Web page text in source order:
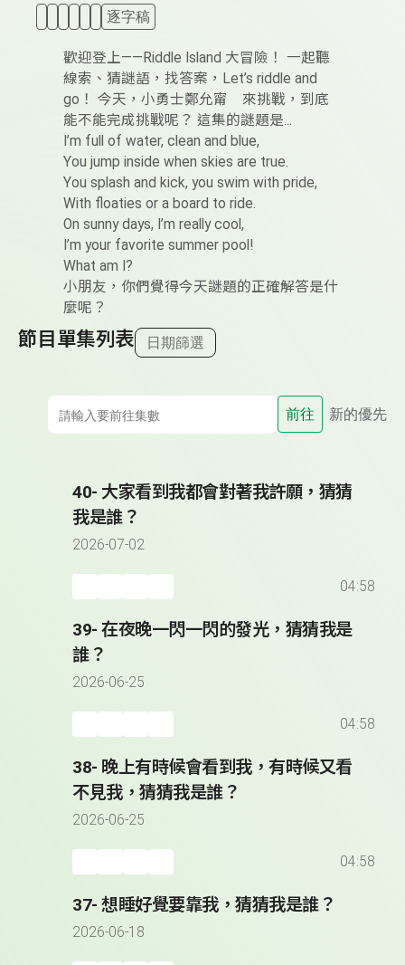
逐字稿
歡迎登上——Riddle Island 大冒險！ 一起聽
線索、猜謎語，找答案，Let’s riddle and
go！ 今天，小勇士鄭允甯 來挑戰，到底
能不能完成挑戰呢？ 這集的謎題是...
I’m full of water, clean and blue,
You jump inside when skies are true.
You splash and kick, you swim with pride,
With floaties or a board to ride.
On sunny days, I’m really cool,
I’m your favorite summer pool!
What am I?
小朋友，你們覺得今天謎題的正確解答是什
麼呢？
節目單集列表 日期篩選
前往 新的優先
40- 大家看到我都會對著我許願，猜猜
我是誰？
2026-07-02
04:58
39- 在夜晚一閃一閃的發光，猜猜我是
誰？
2026-06-25
04:58
38- 晚上有時候會看到我，有時候又看
不見我，猜猜我是誰？
2026-06-25
04:58
37- 想睡好覺要靠我，猜猜我是誰？
2026-06-18